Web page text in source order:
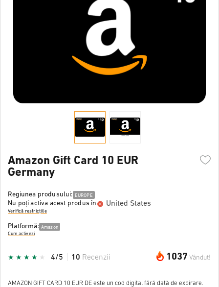
Amazon Gift Card 10 EUR
Germany
Regiunea produsului: EUROPE
Nu poți activa acest produs în United States
Verifică restricțiile
Platformă: Amazon
Cum activezi
1037 Vândut!
4/5 10 Recenzii
AMAZON GIFT CARD 10 EUR DE este un cod digital fără dată de expirare.